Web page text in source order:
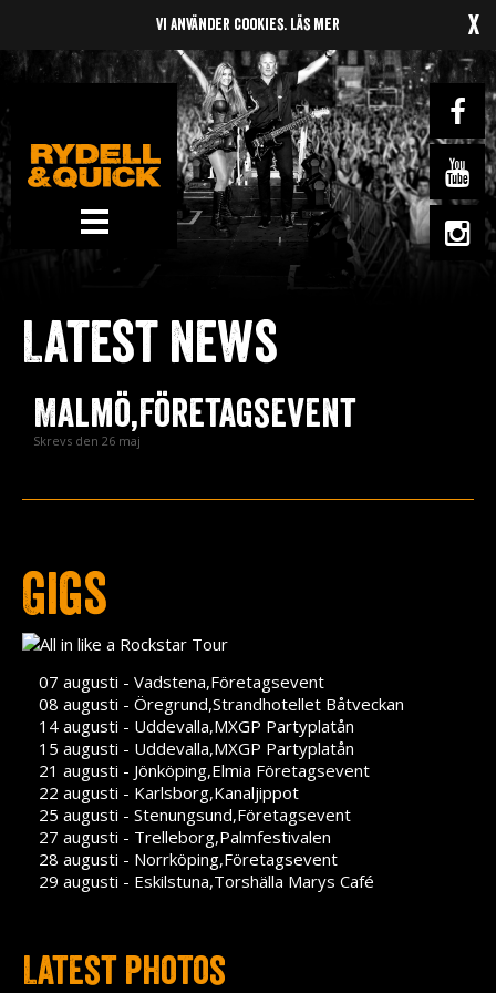
Music
Gigs
Gallery
Teknik
Contact
Latest news
Malmö,Företagsevent
Skrevs den 26 maj
Gigs
07 augusti - Vadstena,Företagsevent
08 augusti - Öregrund,Strandhotellet Båtveckan
14 augusti - Uddevalla,MXGP Partyplatån
15 augusti - Uddevalla,MXGP Partyplatån
21 augusti - Jönköping,Elmia Företagsevent
22 augusti - Karlsborg,Kanaljippot
25 augusti - Stenungsund,Företagsevent
27 augusti - Trelleborg,Palmfestivalen
28 augusti - Norrköping,Företagsevent
29 augusti - Eskilstuna,Torshälla Marys Café
Latest photos
Vi använder cookies. Läs mer x